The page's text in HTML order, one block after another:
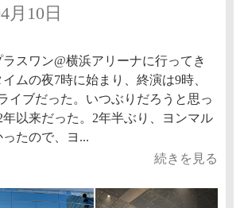
月10日
ラスワン@横浜アリーナに行ってき
ムの夜7時に始まり、終演は9時、
イブだった。いつぶりだろうと思っ
年以来だった。2年半ぶり、ヨンマル
たので、ヨ...
続きを見る